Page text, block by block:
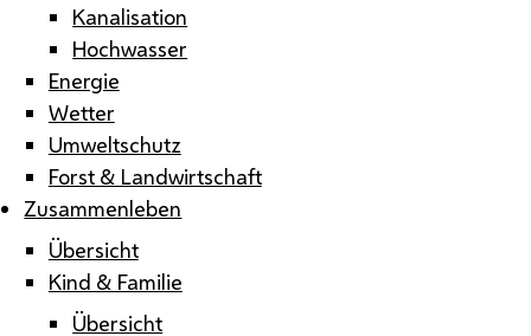
Kanalisation
Hochwasser
Energie
Wetter
Umweltschutz
Forst & Landwirtschaft
Zusammenleben
Übersicht
Kind & Familie
Übersicht